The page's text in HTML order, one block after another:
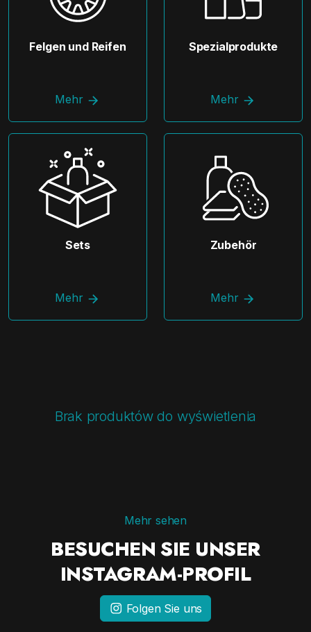
Felgen und Reifen
Mehr
Spezialprodukte
Mehr
Sets
Mehr
Zubehör
Mehr
Brak produktów do wyświetlenia
Mehr sehen
BESUCHEN SIE UNSER
INSTAGRAM-PROFIL
Folgen Sie uns